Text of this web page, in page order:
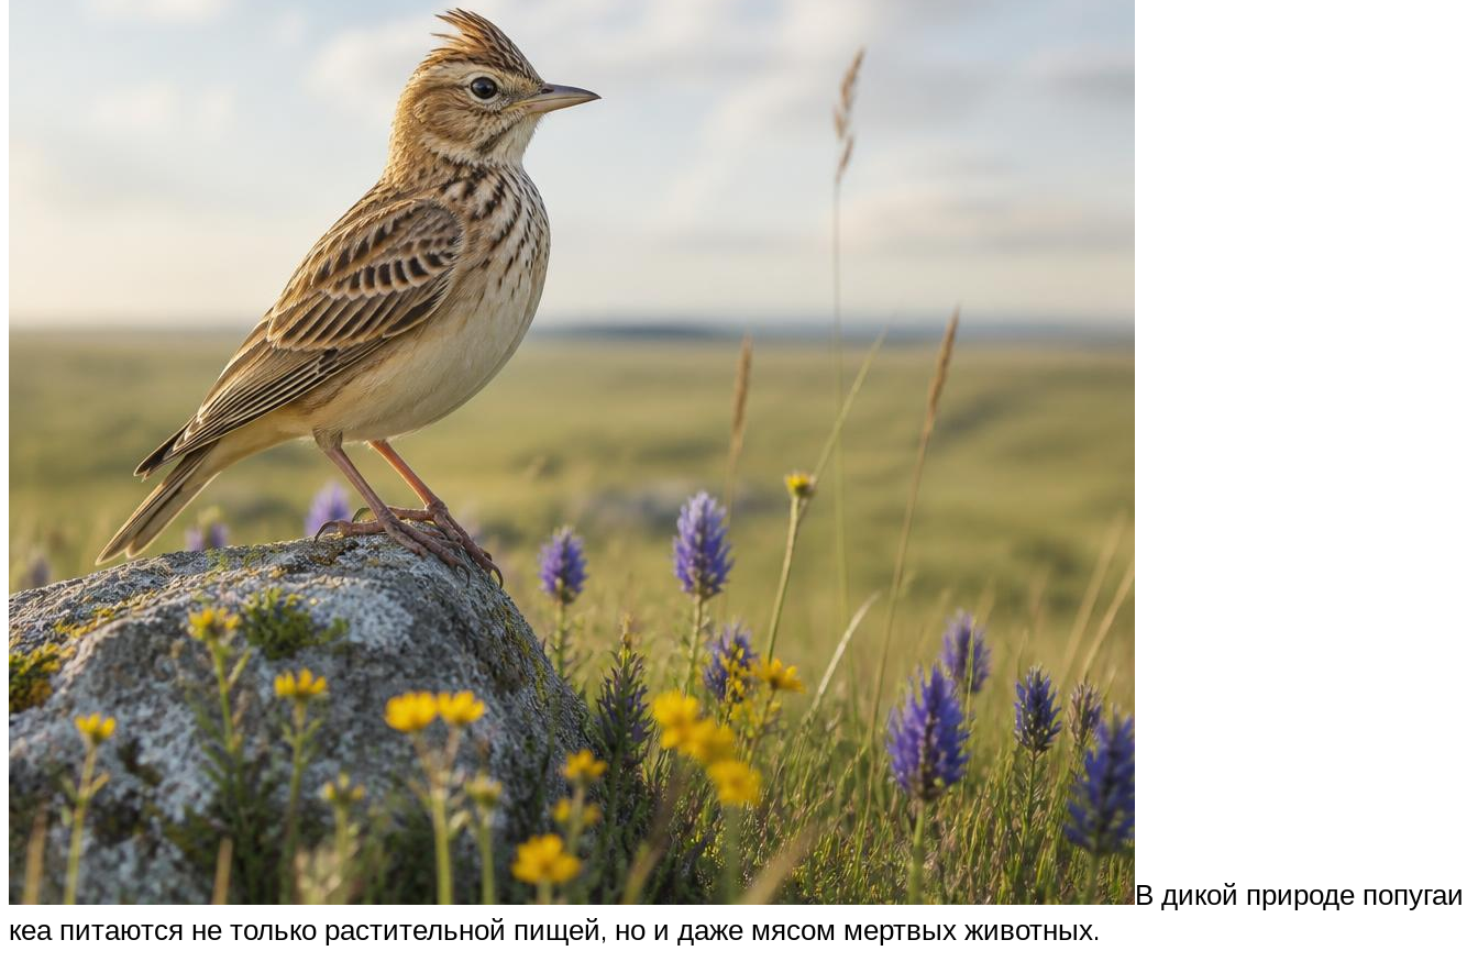
В дикой природе попугаи
кеа питаются не только растительной пищей, но и даже мясом мертвых животных.